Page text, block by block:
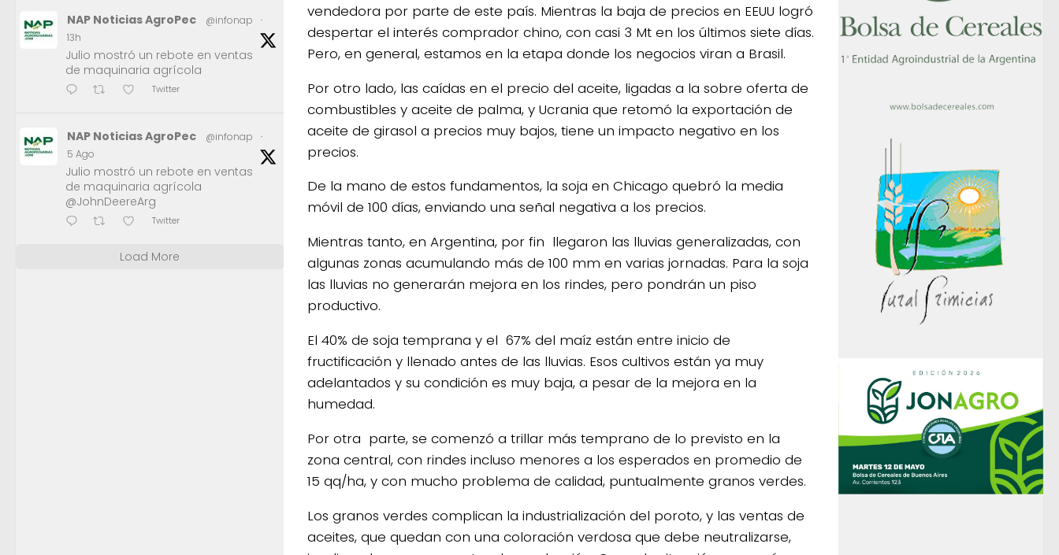
vendedora por parte de este país. Mientras la baja de precios en EEUU logró
despertar el interés comprador chino, con casi 3 Mt en los últimos siete días.
Pero, en general, estamos en la etapa donde los negocios viran a Brasil.
Por otro lado, las caídas en el precio del aceite, ligadas a la sobre oferta de
combustibles y aceite de palma, y Ucrania que retomó la exportación de
aceite de girasol a precios muy bajos, tiene un impacto negativo en los
precios.
De la mano de estos fundamentos, la soja en Chicago quebró la media
móvil de 100 días, enviando una señal negativa a los precios.
Mientras tanto, en Argentina, por fin llegaron las lluvias generalizadas, con
algunas zonas acumulando más de 100 mm en varias jornadas. Para la soja
las lluvias no generarán mejora en los rindes, pero pondrán un piso
productivo.
El 40% de soja temprana y el 67% del maíz están entre inicio de
fructificación y llenado antes de las lluvias. Esos cultivos están ya muy
adelantados y su condición es muy baja, a pesar de la mejora en la
humedad.
Por otra parte, se comenzó a trillar más temprano de lo previsto en la
zona central, con rindes incluso menores a los esperados en promedio de
15 qq/ha, y con mucho problema de calidad, puntualmente granos verdes.
Los granos verdes complican la industrialización del poroto, y las ventas de
aceites, que quedan con una coloración verdosa que debe neutralizarse,
NAP Noticias AgroPec @infonap
·
13h
Julio mostró un rebote en ventas
de maquinaria agrícola
Twitter
NAP Noticias AgroPec @infonap
·
5 Ago
Julio mostró un rebote en ventas
de maquinaria agrícola
@JohnDeereArg
Twitter
Load More